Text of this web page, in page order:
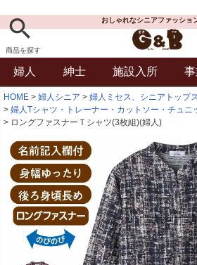
商品を探す
おしゃれなシニアファッショ
婦人 紳士 施設入所
HOME 婦人シニア
婦人ミセス、シニアトップ
婦人Tシャツ・トレーナー・カットソー・チュニ
ロングファスナーＴシャツ(3枚組)(婦人)